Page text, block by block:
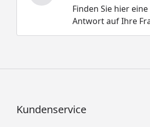
Finden Sie hier
Antwort auf Ihre
Kundenservice